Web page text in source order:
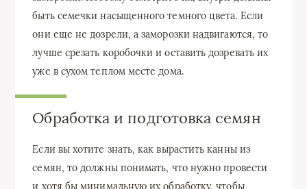
быть семечки насыщенного темного цвета. Если
они еще не дозрели, а заморозки надвигаются, то
лучше срезать коробочки и оставить дозревать их
уже в сухом теплом месте дома.
Обработка и подготовка семян
Если вы хотите знать, как вырастить канны из
семян, то должны понимать, что нужно провести
и хотя бы минимальную их обработку, чтобы